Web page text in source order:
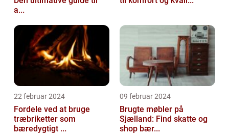
a...
22 februar 2024
Fordele ved at bruge
træbriketter som
bæredygtigt ...
09 februar 2024
Brugte møbler på
Sjælland: Find skatte og
shop bær...